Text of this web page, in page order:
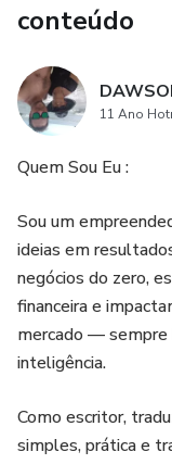
conteúdo
11 Ano
Quem Sou Eu :
Sou um
ideias em
negócios do zero,
financeira e
mercado — sempre
inteligência.
Como escritor,
simples, prática e